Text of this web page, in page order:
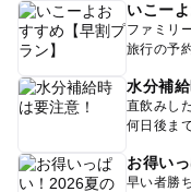
いこー
ファミリ
旅行の予
水分補
直飲みし
何日後ま
お得い
早い者勝